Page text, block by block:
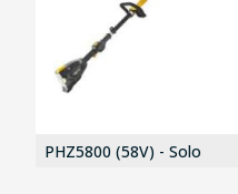
PHZ5800 (58V) - Solo